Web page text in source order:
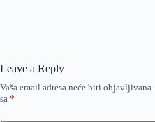
Leave a Reply
Vaša email adresa neće biti objavljivana.
sa *